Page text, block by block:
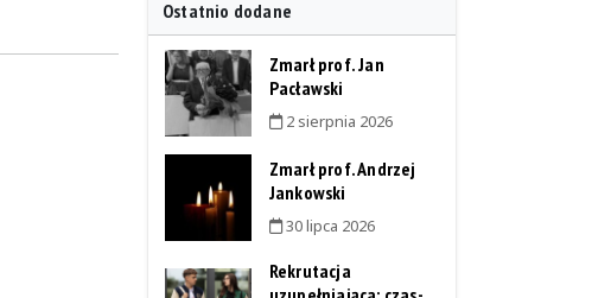
Ostatnio dodane
Zmarł prof. Jan
Pacławski
2 sierpnia 2026
Zmarł prof. Andrzej
Jankowski
30 lipca 2026
Rekrutacja